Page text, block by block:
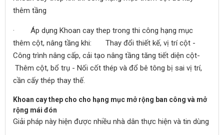
thêm tầng
· Áp dụng Khoan cay thep trong thi công hạng mục
thêm cột, nâng tầng khi: Thay đổi thiết kế, vị trí cột -
Công trình nâng cấp, cải tạo nâng tầng tăng tiết diện cột-
Thêm cột, bổ trụ - Nối cốt thép và đổ bê tông bị sai vị trí,
cần cấy thép thay thế.
Khoan cay thep cho cho hạng mục mở rộng ban công và mở
rộng mái đón
Giải pháp này hiện được nhiều nhà dân thực hiện và tin dùng